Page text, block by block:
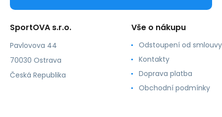
SportOVA s.r.o.
Pavlovova 44
70030 Ostrava
Česká Republika
Vše o nákupu
Odstoupení od smlouvy
Kontakty
Doprava platba
Obchodní podmínky